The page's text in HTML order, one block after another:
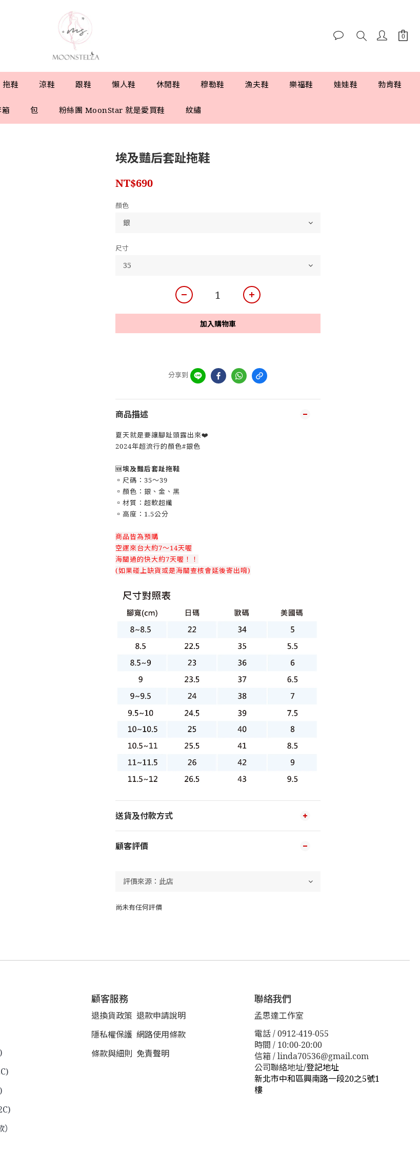
拖鞋 涼鞋 跟鞋 懶人鞋 休閒鞋 穆勒鞋 漁夫鞋 樂福鞋 娃娃鞋 勃肯鞋
包 粉絲團 MoonStar 就是愛買鞋 紋繡
埃及豔后套趾拖鞋
NT$690
顏色
尺寸
加入購物車
分享到
商品描述
夏天就是要讓腳趾頭露出來❤️
2024年超流行的顏色#銀色
🆕埃及豔后套趾拖鞋
▫️尺碼：35～39
▫️顏色：銀、金、黑
▫️材質：超軟超纖
▫️高度：1.5公分
商品皆為預購
空運來台大約7～14天喔
海關過的快大約7天喔！！
(如果碰上缺貨或是海關查核會延後寄出唷)
送貨及付款方式
顧客評價
尚未有任何評價
顧客服務
退換貨政策 退款申請說明
隱私權保護 網路使用條款
條款與細則 免責聲明
聯絡我們
孟思達工作室
電話 / 0912-419-055
時間 / 10:00-20:00
信箱 / linda70536@gmail.com
公司聯絡地址/登記地址
新北市中和區興南路一段20之5號1
樓